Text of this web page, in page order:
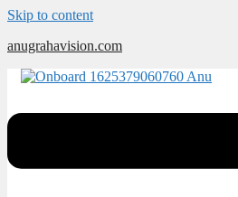
Skip to content
anugrahavision.com